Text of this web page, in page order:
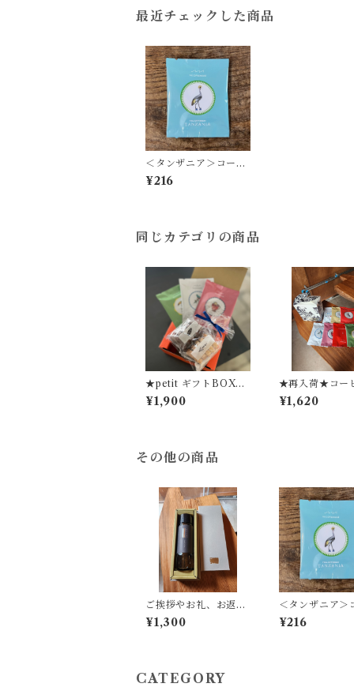
最近チェックした商品
＜タンザニア＞コーヒ
ーバッグ 1P
¥216
同じカテゴリの商品
★petit ギフトBOX／
ふくほのかのクッキー
＆コーヒーbag★
¥1,900
★再入荷★コー
g in 鳥さん
【７pc入り】
¥1,620
その他の商品
ご挨拶やお礼、お返し
に幅広くお選びいただ
いています。『キノシ
¥1,300
＜タンザニア＞
ーバッグ 1P
¥216
CATEGORY